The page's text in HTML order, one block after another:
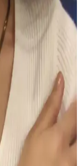
ve dayanıklı
kalite ve müşteri
etkisiyle yağ
iyileşme
değişmektedir.
Uzun Süre
parlaklığıyla gün boyu
yapmadan uzun süre
koku dikkat